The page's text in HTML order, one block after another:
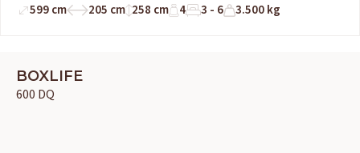
599 cm 205 cm 258 cm 4 3 - 6 3.500 kg
BOXLIFE
600 DQ